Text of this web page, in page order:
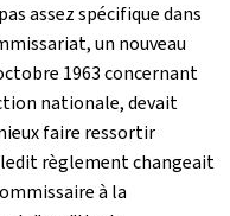
assez spécifique dans
un nouveau
1963 concernant
nationale, devait
faire ressortir
règlement changeait
à la